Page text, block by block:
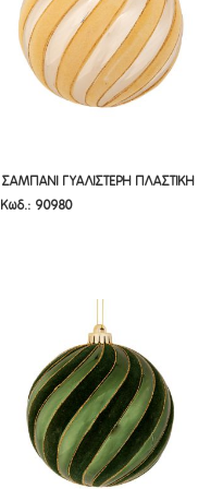
ΣΑΜΠΑΝΙ ΓΥΑΛΙΣΤΕΡΗ ΠΛΑΣΤΙΚΗ
ΜΠΑΛΑ 15ΕΚ
ΣΑΜΠΑΝΙ ΓΥΑΛΙΣΤΕΡΗ ΠΛΑΣΤΙΚΗ
ΜΠΑΛΑ 15ΕΚ
Κωδ.: 90980